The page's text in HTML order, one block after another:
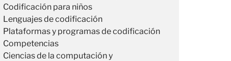
Codificación para niños
Lenguajes de codificación
Plataformas y programas de codificación
Competencias
Ciencias de la computación y